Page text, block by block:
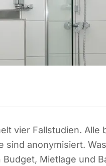
vier Fallstudien.
sind anonymisiert.
Mietlage und